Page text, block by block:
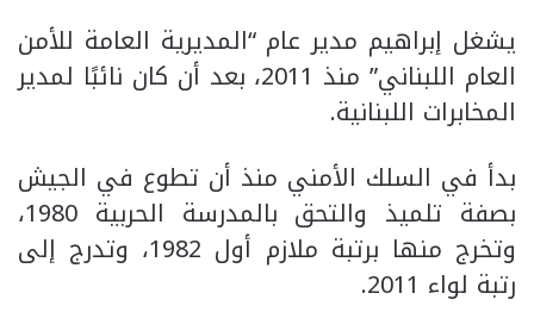
يشغل إبراهيم مدير عام “المديرية العامة للأمن
العام اللبناني” منذ 2011، بعد أن كان نائبًا لمدير
المخابرات اللبنانية.
بدأ في السلك الأمني منذ أن تطوع في الجيش
بصفة تلميذ والتحق بالمدرسة الحربية 1980،
وتخرج منها برتبة ملازم أول 1982، وتدرج إلى
رتبة لواء 2011.